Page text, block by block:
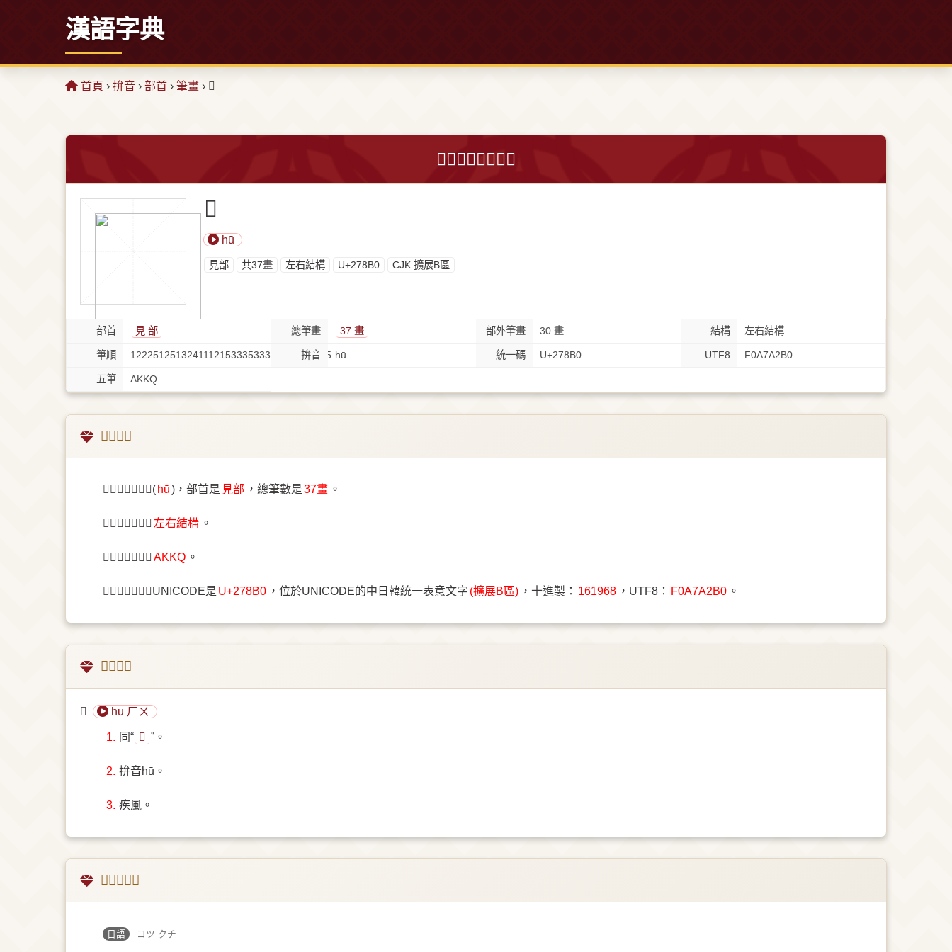
漢語字典
首頁 › 拚音 › 部首 › 筆畫 › 𧢰
𧢰字的意思和解釋
𧢰
hū
⾒部 共37畫 左右結構 U+278B0 CJK 擴展B區
部首 ⾒ 部 總筆畫 37 畫 部外筆畫 30 畫 結構 左右結構
筆順 122251251324111215333533353332511135
拚音 hū 統一碼 U+278B0 UTF8 F0A7A2B0
五筆 AKKQ
𧢰字概述
〔𧢰〕字拚音是( hū)，部首是 ⾒部 ，總筆數是37畫 。
〔𧢰〕字結構是 左右結構 。
〔𧢰〕字五筆是 AKKQ 。
〔𧢰〕字統一碼UNICODE是 U+278B0 ，位於UNICODE的中日韓統一表意文字 (擴展B區) ，十進製： 161968 ，UTF8： F0A7A2B0 。
𧢰的意思
𧢰 hū ㄏㄨ
1. 同“ 𩙤 ”。
2. 拚音hū。
3. 疾風。
𧢰字的翻譯
日語 コツ クチ